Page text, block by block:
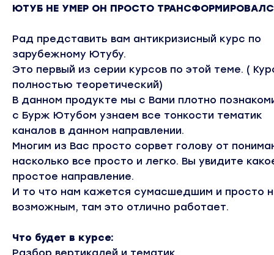
ЮТУБ НЕ УМЕР ОН ПРОСТО
Рад представить вам антикризисный курс по
зарубежному Ютубу.
Это первый из серии курсов по этой теме. (
полностью теоретический)
В данном продукте мы с Вами плотно
с Бурж Ютубом узнаем все тонкости тематик
каналов в данном направлении.
Многим из Вас просто сорвет голову от
насколько все просто и легко. Вы увидите
простое направление.
И то что нам кажется сумасшедшим и просто
возможным, там это отлично работает.
Что будет в курсе: